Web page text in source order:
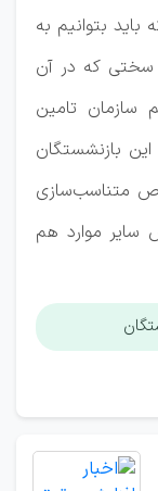
بتوانیم به
سختی که در آن
سازمان تامین
بازنشستگان
متناسب‌سازی
سایر موارد هم